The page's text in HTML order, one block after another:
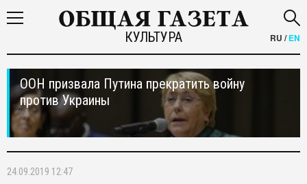
КУЛЬТУРА RU /EN
ООН призвала Путина прекратить войну
против Украины
24.09.2019 12:47